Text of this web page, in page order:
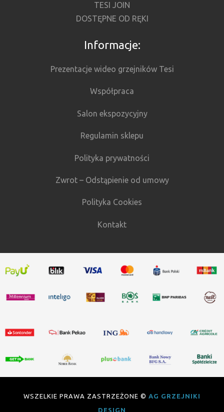
TESI JOIN
DOSTĘPNE OD RĘKI
Informacje:
Prezentacje wideo grzejników Tesi
Współpraca
Salon ekspozycyjny
Regulamin sklepu
Polityka prywatności
Zwrot – Odstąpienie od umowy
Polityka Cookies
Kontakt
WSZELKIE PRAWA ZASTRZEŻONE © AG GRZEJNIKI
DESIGN